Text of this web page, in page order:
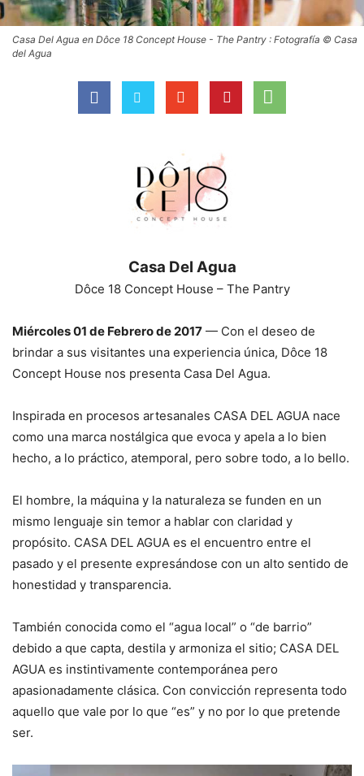
Casa Del Agua en Dôce 18 Concept House - The Pantry : Fotografía © Casa
del Agua
Casa Del Agua
Dôce 18 Concept House – The Pantry
Miércoles 01 de Febrero de 2017 — Con el deseo de
brindar a sus visitantes una experiencia única, Dôce 18
Concept House nos presenta Casa Del Agua.
Inspirada en procesos artesanales CASA DEL AGUA nace
como una marca nostálgica que evoca y apela a lo bien
hecho, a lo práctico, atemporal, pero sobre todo, a lo bello.
El hombre, la máquina y la naturaleza se funden en un
mismo lenguaje sin temor a hablar con claridad y
propósito. CASA DEL AGUA es el encuentro entre el
pasado y el presente expresándose con un alto sentido de
honestidad y transparencia.
También conocida como el “agua local” o “de barrio”
debido a que capta, destila y armoniza el sitio; CASA DEL
AGUA es instintivamente contemporánea pero
apasionadamente clásica. Con convicción representa todo
aquello que vale por lo que “es” y no por lo que pretende
ser.